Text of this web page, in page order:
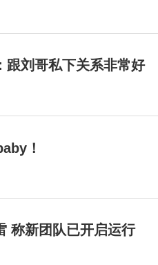
跟刘哥私下关系非常好
！
称新团队已开启运行